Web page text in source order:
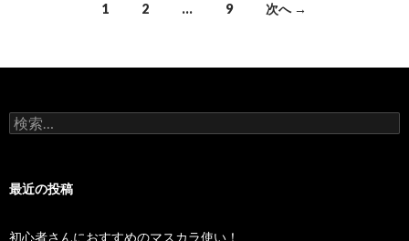
ナ
ゲ
シ
ョ
1 2 … 9 次へ →
検
索:
最近の投稿
初心者さんにおすすめのマスカラ使い！